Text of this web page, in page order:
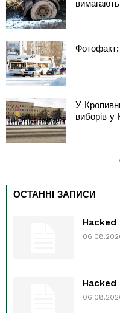
У
виборів
ОСТАННІ ЗАПИСИ
Hacked
Hacked